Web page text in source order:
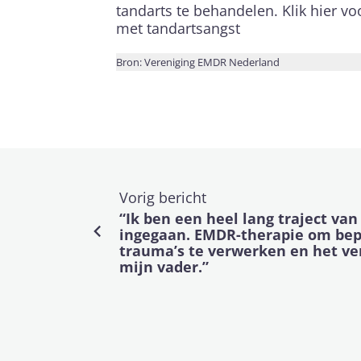
tandarts te behandelen. Klik hier
met tandartsangst
Bron: Vereniging EMDR Nederland
Vorig bericht
“Ik ben een heel lang traject
ingegaan. EMDR-therapie om
trauma’s te verwerken en het
mijn vader.”